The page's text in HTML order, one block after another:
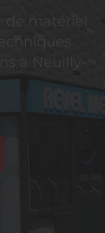
de matériel
à Neuilly-